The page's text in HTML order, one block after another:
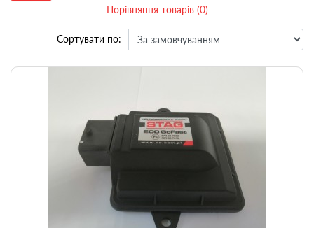
Порівняння товарів (0)
Сортувати по: